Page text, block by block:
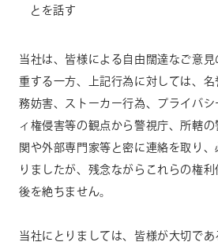
とを話す
当社は、皆様による自由闊達なご意
重する一方、上記行為に対しては、
務妨害、ストーカー行為、プライバ
ィ権侵害等の観点から警視庁、所轄
関や外部専門家等と密に連絡を取り
りましたが、残念ながらこれらの権
後を絶ちません。
当社にとりましては、皆様が大切で